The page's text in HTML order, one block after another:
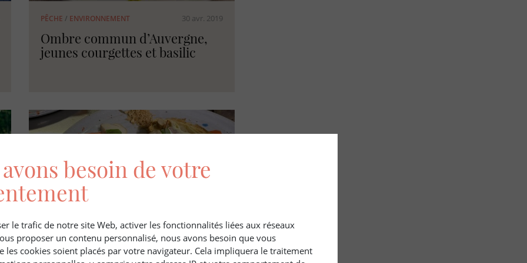
PÊCHE / ENVIRONNEMENT 30 avr. 2019
Ombre commun d’Auvergne,
jeunes courgettes et basilic
CHASSE /RECETTE 20 déc. 2021
besoin de votre
le trafic de notre site Web, activer les fonctionnalités liées aux réseaux
proposer un contenu personnalisé, nous avons besoin que vous
les cookies soient placés par votre navigateur. Cela impliquera le traitement